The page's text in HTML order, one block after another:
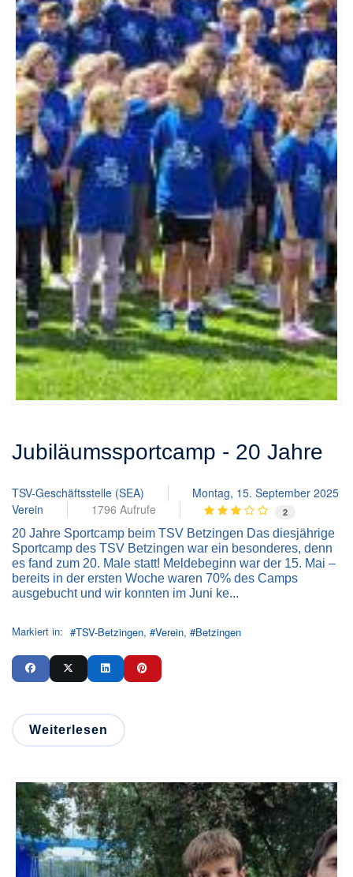
Jubiläumssportcamp - 20 Jahre
TSV-Geschäftsstelle (SEA)
Montag, 15. September 2025
Verein
1796 Aufrufe 2
20 Jahre Sportcamp beim TSV Betzingen Das diesjährige
Sportcamp des TSV Betzingen war ein besonderes, denn
es fand zum 20. Male statt! Meldebeginn war der 15. Mai –
bereits in der ersten Woche waren 70% des Camps
ausgebucht und wir konnten im Juni ke...
Markiert in: TSV-Betzingen Verein Betzingen
Weiterlesen